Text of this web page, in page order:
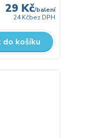
29 Kč/balení
24 Kčbez DPH
do košíku